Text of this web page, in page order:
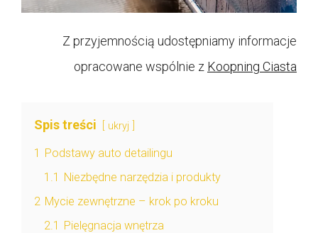
Z przyjemnością udostępniamy informacje
opracowane wspólnie z Koopning Ciasta
Spis treści ukryj
1 Podstawy auto detailingu
1.1 Niezbędne narzędzia i produkty
2 Mycie zewnętrzne – krok po kroku
2.1 Pielęgnacja wnętrza